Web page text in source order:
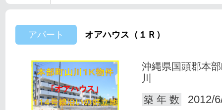
アパート オアハウス（１Ｒ）
沖縄県国頭郡本
川
築 年 数
2012/